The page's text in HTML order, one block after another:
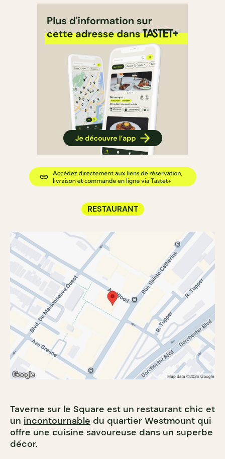
RESTAURANT
Taverne sur le Square est un restaurant chic et
un incontournable du quartier Westmount qui
offre une cuisine savoureuse dans un superbe
décor.